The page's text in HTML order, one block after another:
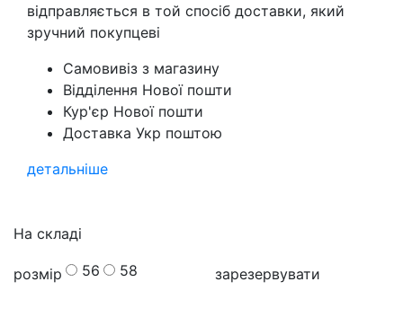
відправляється в той спосіб доставки, який
зручний покупцеві
Самовивіз з магазину
Відділення Нової пошти
Кур'єр Нової пошти
Доставка Укр поштою
детальніше
На складі
розмір 56 58 зарезервувати